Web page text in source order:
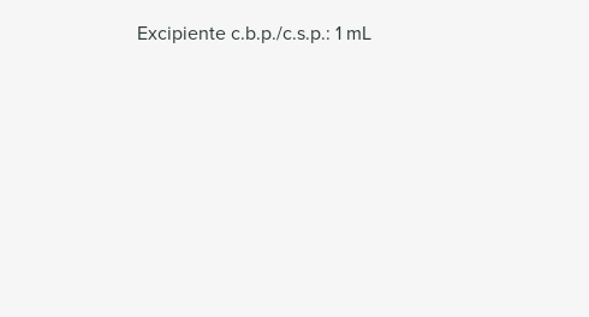
Excipiente c.b.p./c.s.p.: 1 mL